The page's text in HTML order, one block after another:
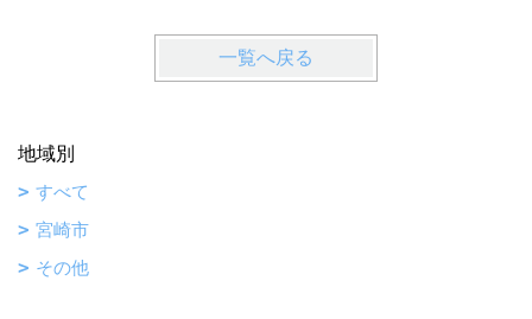
一覧へ戻る
地域別
すべて
宮崎市
その他